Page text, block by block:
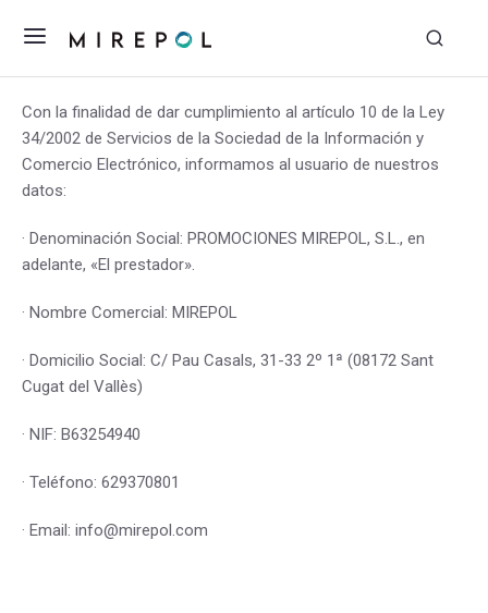
Con la finalidad de dar cumplimiento al artículo 10 de la Ley
34/2002 de Servicios de la Sociedad de la Información y
Comercio Electrónico, informamos al usuario de nuestros
datos:
· Denominación Social: PROMOCIONES MIREPOL, S.L., en
adelante, «El prestador».
· Nombre Comercial: MIREPOL
· Domicilio Social: C/ Pau Casals, 31-33 2º 1ª (08172 Sant
Cugat del Vallès)
· NIF: B63254940
· Teléfono: 629370801
· Email: info@mirepol.com